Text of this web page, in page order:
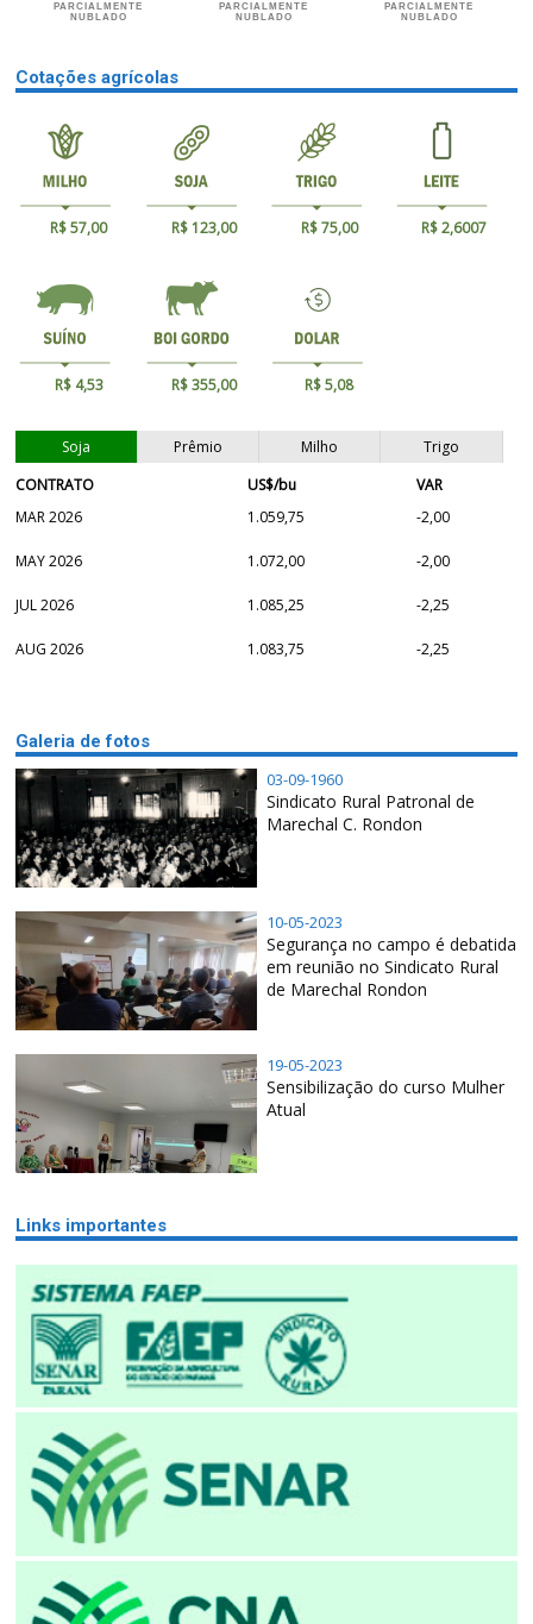
PARCIALMENTE
NUBLADO
PARCIALMENTE
NUBLADO
PARCIALMENTE
NUBLADO
Cotações agrícolas
R$ 57,00 R$ 123,00 R$ 75,00 R$ 2,6007
R$ 4,53 R$ 355,00 R$ 5,08
Soja Prêmio Milho
Trigo
CONTRATO
US$/bu
VAR
MAR 2026
1.059,75 -2,00
MAY 2026 1.072,00 -2,00
JUL 2026 1.085,25 -2,25
AUG 2026 1.083,75 -2,25
Galeria de fotos
03-09-1960
Sindicato Rural Patronal de
Marechal C. Rondon
10-05-2023
Segurança no campo é debatida
em reunião no Sindicato Rural
de Marechal Rondon
19-05-2023
Sensibilização do curso Mulher
Atual
Links importantes